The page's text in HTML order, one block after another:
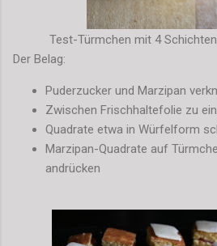
Test-Türmchen mit 4
Der Belag:
Puderzucker und Marzipan
Zwischen Frischhaltefolie zu
Quadrate etwa in Würfelform
Marzipan-Quadrate auf
andrücken